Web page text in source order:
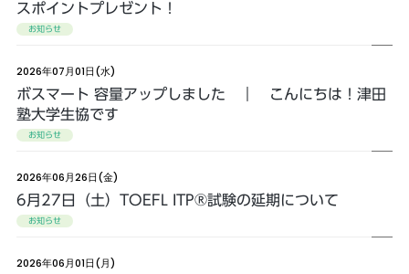
スポイントプレゼント！
お知らせ
2026年07月01日(水)
ボスマート 容量アップしました ｜ こんにちは！津田
塾大学生協です
お知らせ
2026年06月26日(金)
6月27日（土）TOEFL ITP®試験の延期について
お知らせ
2026年06月01日(月)